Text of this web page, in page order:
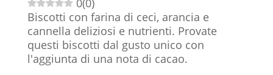
0(0)
Biscotti con farina di ceci, arancia e
cannella deliziosi e nutrienti. Provate
questi biscotti dal gusto unico con
l'aggiunta di una nota di cacao.